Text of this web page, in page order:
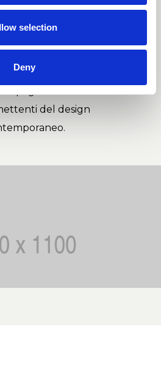
selection
Deny
di tutto il mondo,
del design